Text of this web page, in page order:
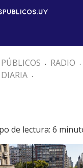
. RADIO .
.
de lectura: 6